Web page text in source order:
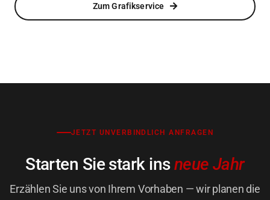
Zum Grafikservice
JETZT UNVERBINDLICH ANFRAGEN
Starten Sie stark insneue Jahr
Erzählen Sie uns von Ihrem Vorhaben — wir planen die